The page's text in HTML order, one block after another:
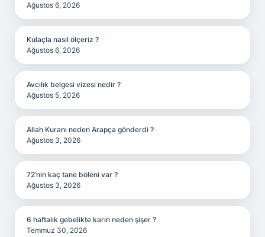
Ağustos 6, 2026
Kulaçla nasıl ölçeriz ?
Ağustos 6, 2026
Avcılık belgesi vizesi nedir ?
Ağustos 5, 2026
Allah Kuranı neden Arapça gönderdi ?
Ağustos 3, 2026
72’nin kaç tane böleni var ?
Ağustos 3, 2026
6 haftalık gebelikte karın neden şişer ?
Temmuz 30, 2026